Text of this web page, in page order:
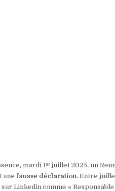
mardi 1ᵉʳ juillet 2025, un
unefausse déclaration. Entre
Linkedin comme «